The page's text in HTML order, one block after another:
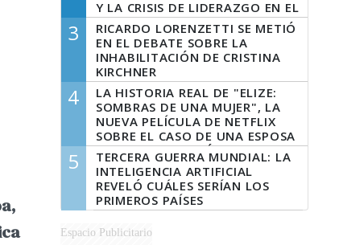
Y LA CRISIS DE LIDERAZGO EN EL
PERONISMO
3
RICARDO LORENZETTI SE METIÓ
EN EL DEBATE SOBRE LA
INHABILITACIÓN DE CRISTINA
KIRCHNER
4
LA HISTORIA REAL DE "ELIZE:
SOMBRAS DE UNA MUJER", LA
NUEVA PELÍCULA DE NETFLIX
SOBRE EL CASO DE UNA ESPOSA
QUE DESCUARTIZÓ A SU
MARIDO
5
TERCERA GUERRA MUNDIAL: LA
INTELIGENCIA ARTIFICIAL
REVELÓ CUÁLES SERÍAN LOS
PRIMEROS PAÍSES
LATINOAMERICANOS EN SER
DERROTADOS
Espacio Publicitario